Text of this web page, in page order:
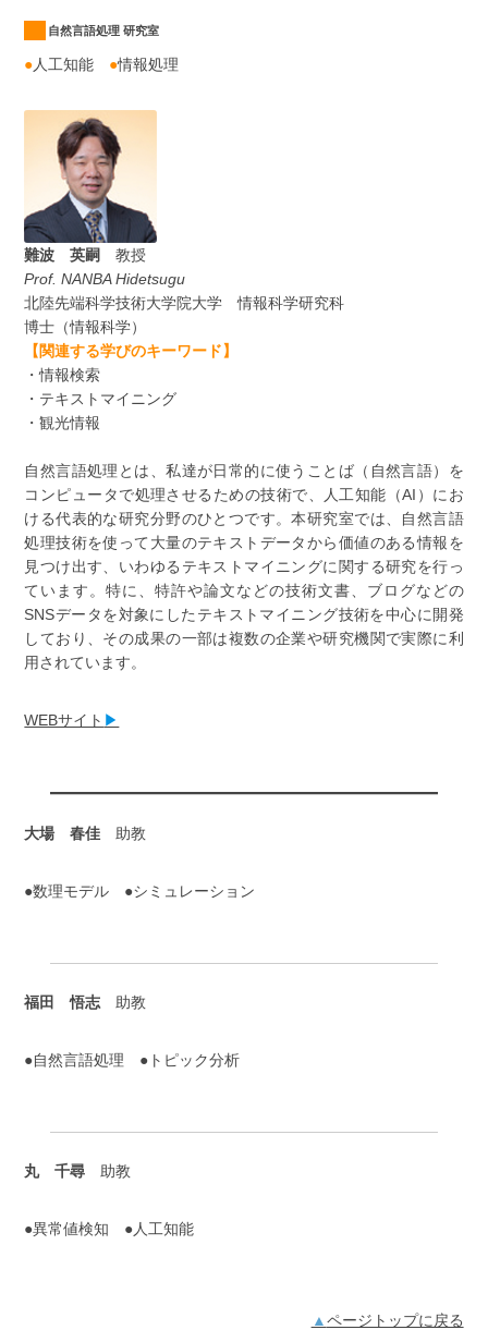
自然言語処理 研究室
●人工知能 ●情報処理
難波 英嗣
教授
Prof. NANBA Hidetsugu
北陸先端科学技術大学院大学 情報科学研究科
博士（情報科学）
【関連する学びのキーワード】
・情報検索
・テキストマイニング
・観光情報
自然言語処理とは、私達が日常的に使うことば（自然言語）を
コンピュータで処理させるための技術で、人工知能（AI）にお
ける代表的な研究分野のひとつです。本研究室では、自然言語
処理技術を使って大量のテキストデータから価値のある情報を
見つけ出す、いわゆるテキストマイニングに関する研究を行っ
ています。特に、特許や論文などの技術文書、ブログなどの
SNSデータを対象にしたテキストマイニング技術を中心に開発
しており、その成果の一部は複数の企業や研究機関で実際に利
用されています。
WEBサイト ▶
大場 春佳 助教
●数理モデル ●シミュレーション
福田 悟志 助教
●自然言語処理 ●トピック分析
丸 千尋 助教
●異常値検知 ●人工知能
ページトップに戻る